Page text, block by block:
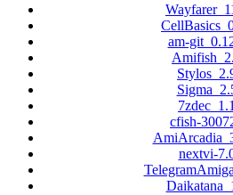
am-
cfish-
nextvi-